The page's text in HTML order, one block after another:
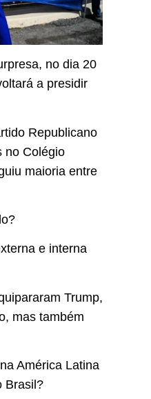
no dia 20
a presidir
Republicano
no Colégio
maioria entre
e interna
Trump,
mas também
América Latina
Brasil?